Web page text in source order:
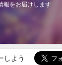
報をお届けします
しよう